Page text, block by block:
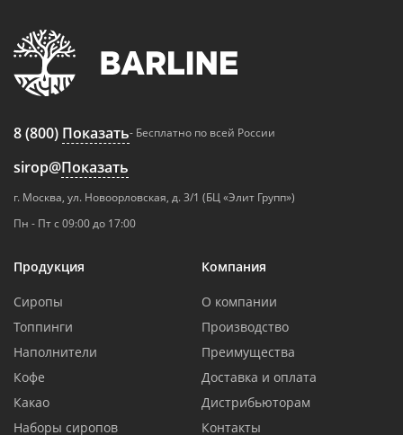
8 (800) Показать- Бесплатно по всей России
sirop@Показать
г. Москва, ул. Новоорловская, д. 3/1 (БЦ «Элит Групп»)
Пн - Пт с 09:00 до 17:00
Продукция
Сиропы
Топпинги
Наполнители
Кофе
Какао
Наборы сиропов
Компания
О компании
Производство
Преимущества
Доставка и оплата
Дистрибьюторам
Контакты